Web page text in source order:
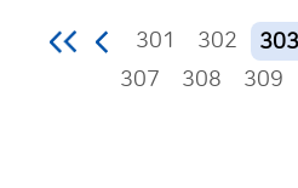
301 302 303
307
308 309